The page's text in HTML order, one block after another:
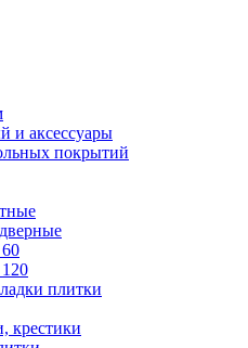
и аксессуары
покрытий
плитки
крестики